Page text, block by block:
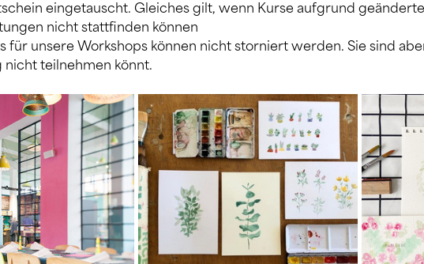
eingetauscht. Gleiches gilt, wenn Kurse aufgrund
nicht stattfinden können
für unsere Workshops können nicht storniert werden. Sie sind
nicht teilnehmen könnt.